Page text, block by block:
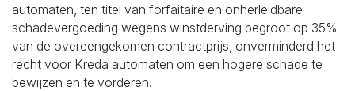
automaten, ten titel van forfaitaire en onherleidbare
schadevergoeding wegens winstderving begroot op 35%
van de overeengekomen contractprijs, onverminderd het
recht voor Kreda automaten om een hogere schade te
bewijzen en te vorderen.